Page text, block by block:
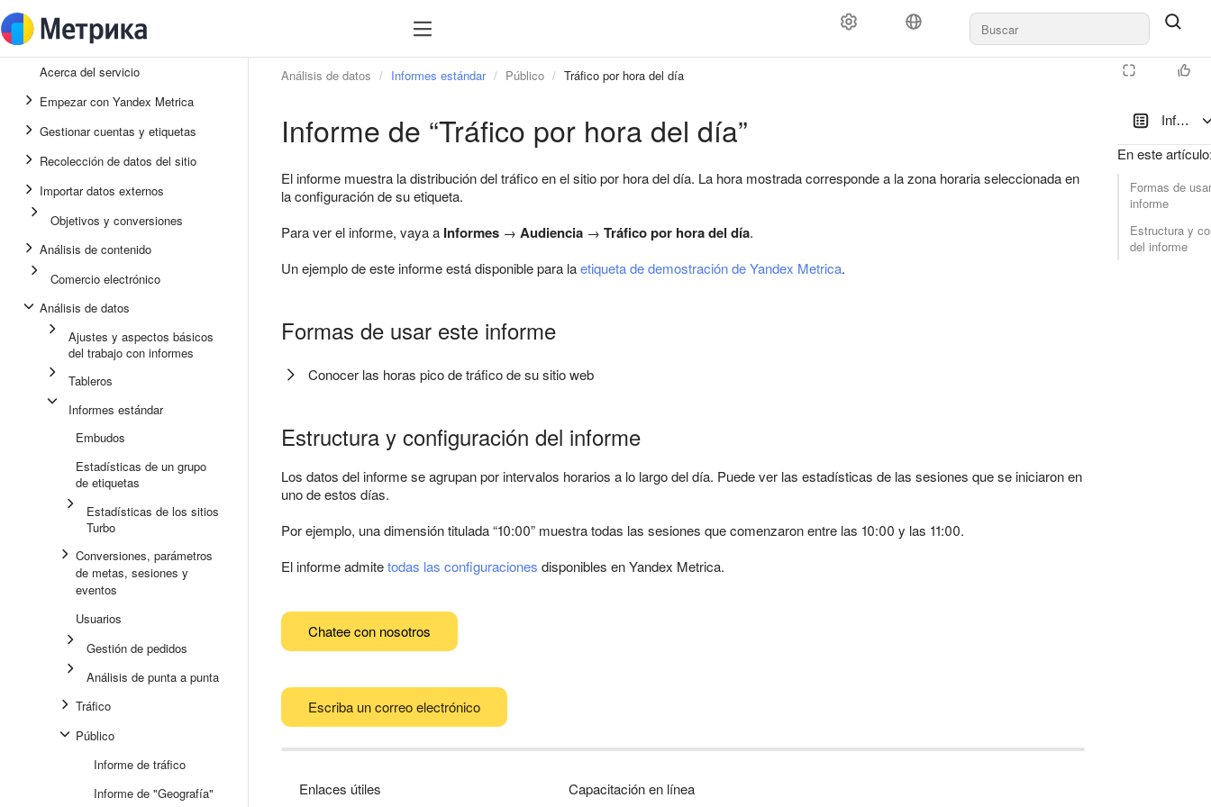
Acerca del servicio
Empezar con Yandex Metrica
Gestionar cuentas y etiquetas
Recolección de datos del sitio
Importar datos externos
Objetivos y conversiones
Análisis de contenido
Comercio electrónico
Análisis de datos
Ajustes y aspectos básicos
del trabajo con informes
Tableros
Informes estándar
Embudos
Estadísticas de un grupo
de etiquetas
Estadísticas de los sitios
Turbo
Conversiones, parámetros
de metas, sesiones y
eventos
Usuarios
Gestión de pedidos
Análisis de punta a punta
Tráfico
Público
Informe de tráfico
Informe de "Geografía"
Informe
En este artículo
Formas de
informe
Estructura y
del informe
Análisis de datos Informes estándar Público Tráfico por hora del día
Informe de “Tráfico por hora del día”
El informe muestra la distribución del tráfico en el sitio por hora del día. La hora mostrada corresponde a la zona horaria seleccionada en
la configuración de su etiqueta.
Para ver el informe, vaya a Informes → Audiencia → Tráfico por hora del día.
Un ejemplo de este informe está disponible para laetiqueta de demostración de Yandex Metrica.
Formas de usar este informe
Conocer las horas pico de tráfico de su sitio web
Estructura y configuración del informe
Los datos del informe se agrupan por intervalos horarios a lo largo del día. Puede ver las estadísticas de las sesiones que se iniciaron en
uno de estos días.
Por ejemplo, una dimensión titulada “10:00” muestra todas las sesiones que comenzaron entre las 10:00 y las 11:00.
El informe admitetodas las configuraciones disponibles en Yandex Metrica.
Chatee con nosotros
Escriba un correo electrónico
Enlaces útiles Capacitación en línea